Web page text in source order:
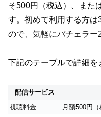
そ500円（税込）、また
す。初めて利用する方
ので、気軽にバチェラー
下記のテーブルで詳細を
配信サービス
視聴料金
月額500円